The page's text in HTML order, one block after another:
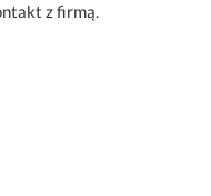
z firmą.